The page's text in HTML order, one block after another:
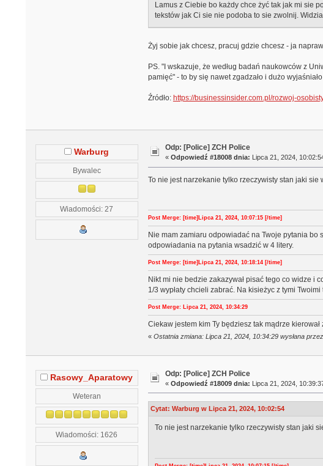
Lamus z Ciebie bo każdy chce żyć tak jak mi sie
tekstów jak Ci sie nie podoba to sie zwolnij.
Żyj sobie jak chcesz, pracuj gdzie chcesz - ja
PS. "I wskazuje, że według badań naukowców z
pamięć" - to by się nawet zgadzało i dużo wyjaśniało
Źródło: https://businessinsider.com.pl/rozwoj-
Warburg
Bywalec
Wiadomości: 27
Odp: [Police] ZCH Police
«Odpowiedź #18008 dnia: Lipca 21, 2024,
To nie jest narzekanie tylko rzeczywisty stan jaki
Post Merge: [time]Lipca 21, 2024, 10:07:15 [/time]
Nie mam zamiaru odpowiadać na Twoje pytania bo
odpowiadania na pytania wsadzić w 4 litery.
Post Merge: [time]Lipca 21, 2024, 10:18:14 [/time]
Nikt mi nie bedzie zakazywał pisać tego co widze i
1/3 wypłaty chcieli zabrać. Na kisieżyc z tymi Twoimi
Post Merge: Lipca 21, 2024, 10:34:29
Ciekaw jestem kim Ty będziesz tak mądrze
« Ostatnia zmiana: Lipca 21, 2024, 10:34:29 wysłana
Rasowy_Aparatowy
Weteran
Wiadomości: 1626
Odp: [Police] ZCH Police
«Odpowiedź #18009 dnia: Lipca 21, 2024,
Cytat: Warburg w Lipca 21, 2024, 10:02:54
To nie jest narzekanie tylko rzeczywisty stan jaki